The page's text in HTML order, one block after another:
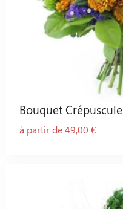
Bouquet Crépuscule
à partir de 49,00 €